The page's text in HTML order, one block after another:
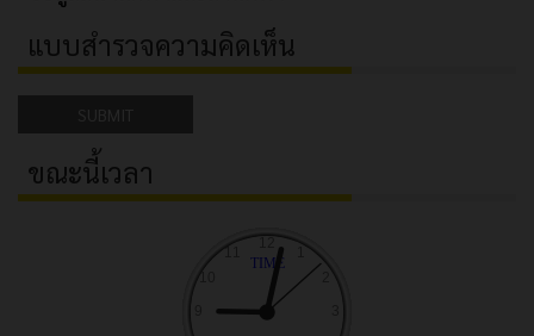
แบบสำรวจความคิดเห็น
ขณะนี้เวลา